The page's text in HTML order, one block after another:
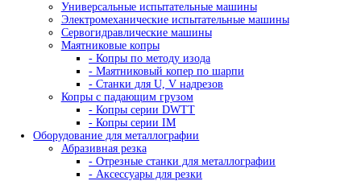
SciAps
SIUI
SKYRAY
THERMO SCIENTIFIC NITON
Vizaar
WEIYI
YXLON
ZETEC
ДРУГИЕ
Китай
КРАФТЕСТ
Россия